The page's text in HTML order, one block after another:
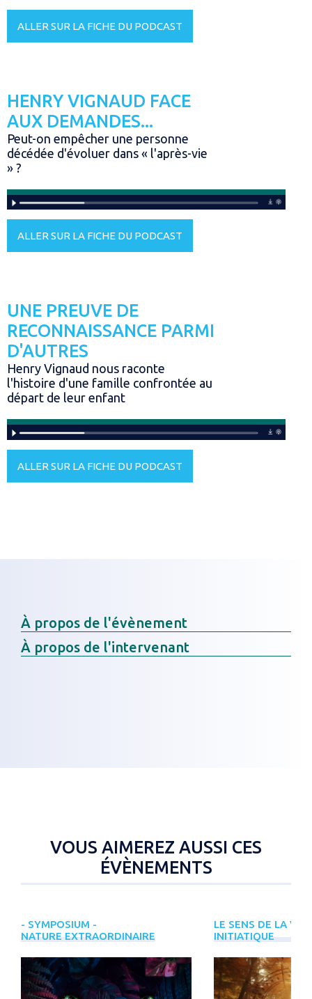
ALLER SUR LA FICHE DU PODCAST
HENRY VIGNAUD FACE
AUX DEMANDES...
Peut-on empêcher une personne
décédée d'évoluer dans « l'après-vie
» ?
ALLER SUR LA FICHE DU PODCAST
UNE PREUVE DE
RECONNAISSANCE PARMI
D'AUTRES
Henry Vignaud nous raconte
l'histoire d'une famille confrontée au
départ de leur enfant
ALLER SUR LA FICHE DU PODCAST
À propos de l'évènement
À propos de l'intervenant
VOUS AIMEREZ AUSSI CES
ÉVÈNEMENTS
- SYMPOSIUM -
NATURE EXTRAORDINAIRE
LE SENS DE LA
INITIATIQUE